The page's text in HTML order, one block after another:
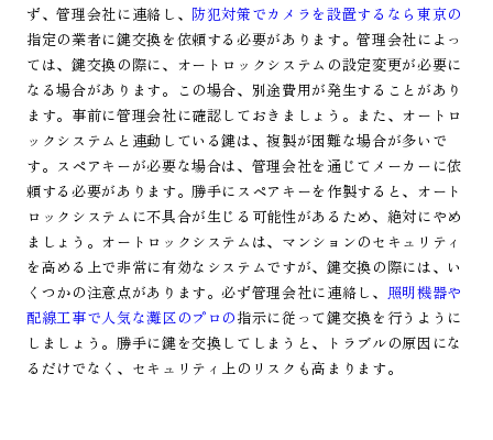
ず、管理会社に連絡し、 防犯対策でカメラを設置するなら東京の
指定の業者に鍵交換を依頼する必要があります。管理会社によっ
ては、鍵交換の際に、オートロックシステムの設定変更が必要に
なる場合があります。この場合、別途費用が発生することがあり
ます。事前に管理会社に確認しておきましょう。また、オートロ
ックシステムと連動している鍵は、複製が困難な場合が多いで
す。スペアキーが必要な場合は、管理会社を通じてメーカーに依
頼する必要があります。勝手にスペアキーを作製すると、オート
ロックシステムに不具合が生じる可能性があるため、絶対にやめ
ましょう。オートロックシステムは、マンションのセキュリティ
を高める上で非常に有効なシステムですが、鍵交換の際には、い
くつかの注意点があります。必ず管理会社に連絡し、
照明機器や
配線工事で人気な灘区のプロの指示に従って鍵交換を行うように
しましょう。勝手に鍵を交換してしまうと、トラブルの原因にな
るだけでなく、セキュリティ上のリスクも高まります。